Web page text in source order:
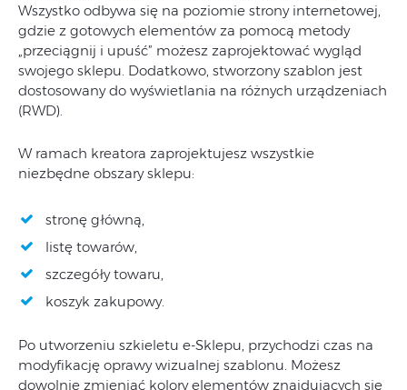
Wszystko odbywa się na poziomie strony internetowej,
gdzie z gotowych elementów za pomocą metody
„przeciągnij i upuść” możesz zaprojektować wygląd
swojego sklepu. Dodatkowo, stworzony szablon jest
dostosowany do wyświetlania na różnych urządzeniach
(RWD).
W ramach kreatora zaprojektujesz wszystkie
niezbędne obszary sklepu:
stronę główną,
listę towarów,
szczegóły towaru,
koszyk zakupowy.
Po utworzeniu szkieletu e-Sklepu, przychodzi czas na
modyfikację oprawy wizualnej szablonu. Możesz
dowolnie zmieniać kolory elementów znajdujących się